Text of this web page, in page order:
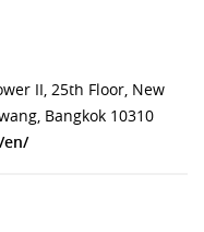
II, 25th Floor, New
Bangkok 10310
en/